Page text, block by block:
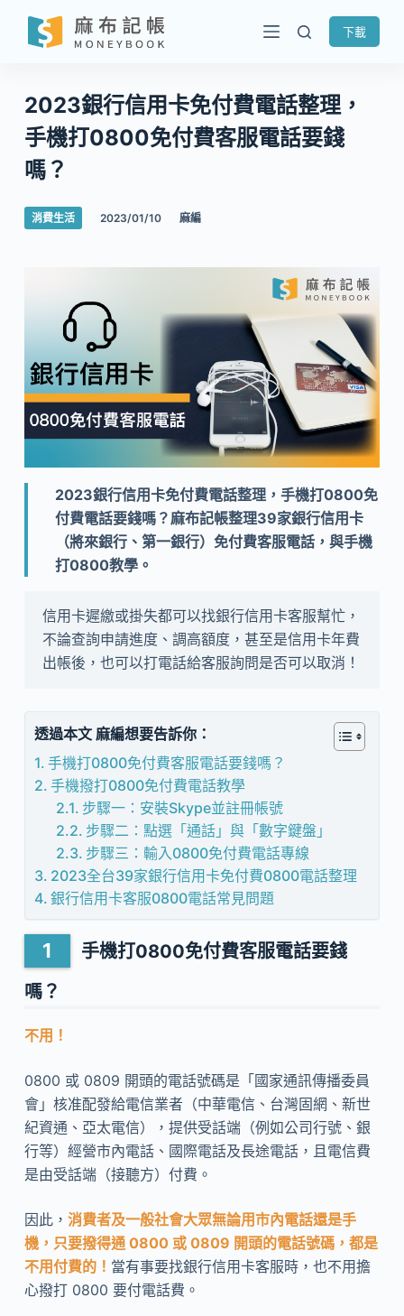
跳
至
內
容
下載
2023銀行信用卡免付費電話整理，
手機打0800免付費客服電話要錢
嗎？
消費生活 2023/01/10 麻編
2023銀行信用卡免付費電話整理，手機打0800免
付費電話要錢嗎？麻布記帳整理39家銀行信用卡
（將來銀行、第一銀行）免付費客服電話，與手機
打0800教學。
信用卡遲繳或掛失都可以找銀行信用卡客服幫忙，
不論查詢申請進度、調高額度，甚至是信用卡年費
出帳後，也可以打電話給客服詢問是否可以取消！
透過本文 麻編想要告訴你：
手機打0800免付費客服電話要錢嗎？
手機撥打0800免付費電話教學
步驟一：安裝Skype並註冊帳號
步驟二：點選「通話」與「數字鍵盤」
步驟三：輸入0800免付費電話專線
2023全台39家銀行信用卡免付費0800電話整理
銀行信用卡客服0800電話常見問題
手機打0800免付費客服電話要錢
嗎？
不用！
0800 或 0809 開頭的電話號碼是「國家通訊傳播委員
會」核准配發給電信業者（中華電信、台灣固網、新世
紀資通、亞太電信），提供受話端（例如公司行號、銀
行等）經營市內電話、國際電話及長途電話，且電信費
是由受話端（接聽方）付費。
因此， 消費者及一般社會大眾無論用市內電話還是手
機，只要撥得通 0800 或 0809 開頭的電話號碼，都是
不用付費的！ 當有事要找銀行信用卡客服時，也不用擔
心撥打 0800 要付電話費。